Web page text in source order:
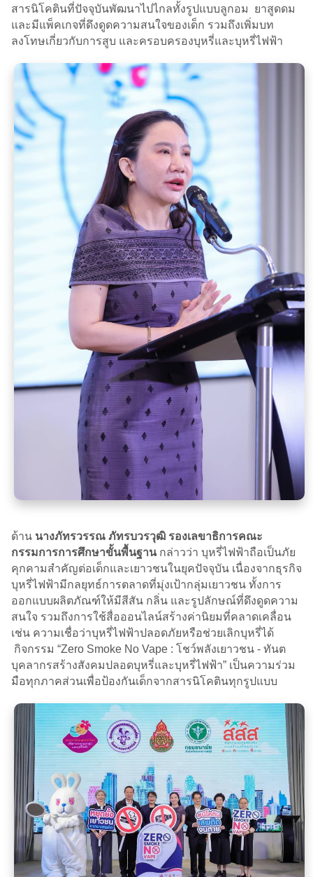
สารนิโคตินที่ปัจจุบันพัฒนาไปไกลทั้งรูปแบบลูกอม ยาสูดดม
และมีแพ็คเกจที่ดึงดูดความสนใจของเด็ก รวมถึงเพิ่มบท
ลงโทษเกี่ยวกับการสูบ และครอบครองบุหรี่และบุหรี่ไฟฟ้า
ด้าน นางภัทรวรรณ ภัทรบวรวุฒิ รองเลขาธิการคณะ
กรรมการการศึกษาขั้นพื้นฐาน กล่าวว่า บุหรี่ไฟฟ้าถือเป็นภัย
คุกคามสำคัญต่อเด็กและเยาวชนในยุคปัจจุบัน เนื่องจากธุรกิจ
บุหรี่ไฟฟ้ามีกลยุทธ์การตลาดที่มุ่งเป้ากลุ่มเยาวชน ทั้งการ
ออกแบบผลิตภัณฑ์ให้มีสีสัน กลิ่น และรูปลักษณ์ที่ดึงดูดความ
สนใจ รวมถึงการใช้สื่อออนไลน์สร้างค่านิยมที่คลาดเคลื่อน
เช่น ความเชื่อว่าบุหรี่ไฟฟ้าปลอดภัยหรือช่วยเลิกบุหรี่ได้
กิจกรรม “Zero Smoke No Vape : โชว์พลังเยาวชน - ทันต
บุคลากรสร้างสังคมปลอดบุหรี่และบุหรี่ไฟฟ้า” เป็นความร่วม
มือทุกภาคส่วนเพื่อป้องกันเด็กจากสารนิโคตินทุกรูปแบบ